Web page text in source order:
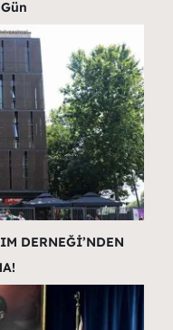
DERNEĞİ’NDEN